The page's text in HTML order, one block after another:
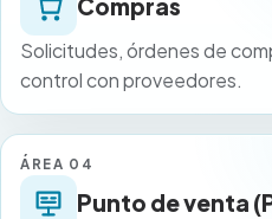
Compras
Solicitudes, órdenes de
control con proveedores.
ÁREA 04
Punto de venta